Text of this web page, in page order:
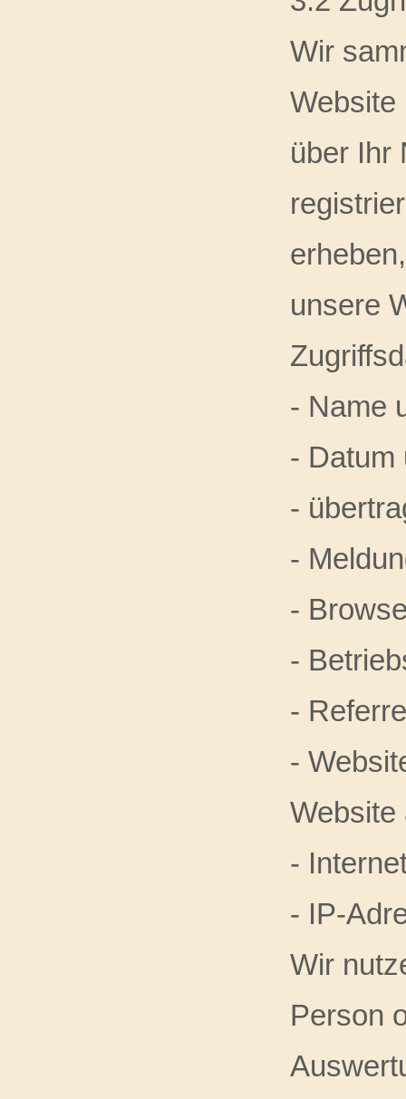
Wir
Website
über Ihr
unsere
- Name
- Datum
-
-
-
-
-
-
Website
-
- IP-
Wir
Person